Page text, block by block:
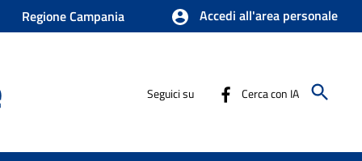
Regione Campania Accedi all'area personale
Seguici su Cerca con IA